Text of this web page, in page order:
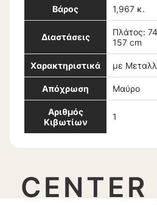
Βάρος 1,967 κ.
Διαστάσεις
Πλάτος:
157 cm
Χαρακτηριστικά με
Απόχρωση Μαύρο
Αριθμός
Κιβωτίων
1
CENTER